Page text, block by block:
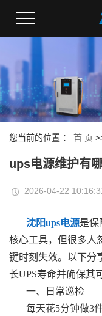
您当前的位置 ： 首 页
ups电源维护有
2026-04-22
沈阳ups电源是保
核心工具，但很多人
键时刻失效。以下分
长UPS寿命并确保其
一、日常巡检
每天花5分钟做3